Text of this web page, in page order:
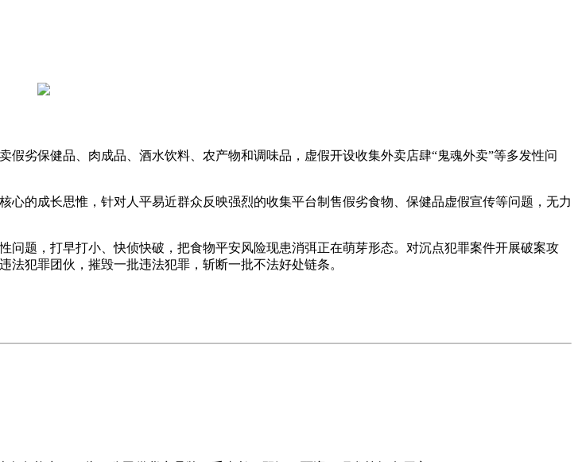
保健品、肉成品、酒水饮料、农产物和调味品，虚假开设收集外卖店肆“鬼魂外卖”等多发性问
成长思惟，针对人平易近群众反映强烈的收集平台制售假劣食物、保健品虚假宣传等问题，无力
题，打早打小、快侦快破，把食物平安风险现患消弭正在萌芽形态。对沉点犯罪案件开展破案攻
犯罪团伙，摧毁一批违法犯罪，斩断一批不法好处链条。